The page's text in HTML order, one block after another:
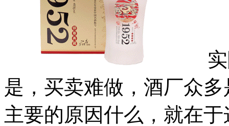
实际
是，买卖难做，酒厂众
主要的原因什么，就在